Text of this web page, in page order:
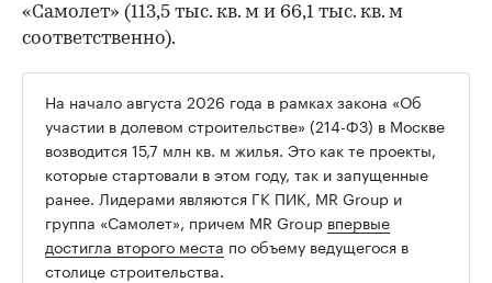
«Самолет» (113,5 тыс. кв. м и 66,1 тыс. кв. м
соответственно).
На начало августа 2026 года в рамках закона «Об
участии в долевом строительстве» (214-ФЗ) в Москве
возводится 15,7 млн кв. м жилья. Это как те проекты,
которые стартовали в этом году, так и запущенные
ранее. Лидерами являются ГК ПИК, MR Group и
группа «Самолет», причем MR Group впервые
достигла второго места по объему ведущегося в
столице строительства.